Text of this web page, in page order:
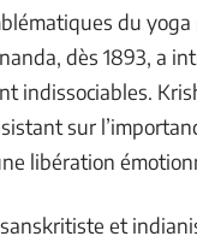
du
dès 1893, a
indissociables.
sur
libération
et